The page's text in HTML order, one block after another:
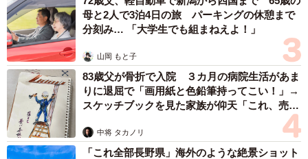
母と2人で3泊4日の旅 パーキングの休憩まで
分刻み… 「大学生でも組まねえよ！」
山岡 もと子
83歳父が骨折で入院 ３カ月の病院生活があま
りに退屈で「画用紙と色鉛筆持ってこい！」→
スケッチブックを見た家族が仰天「これ、売れ
中将 タカノリ
「これ全部長野県」海外のような絶景ショット